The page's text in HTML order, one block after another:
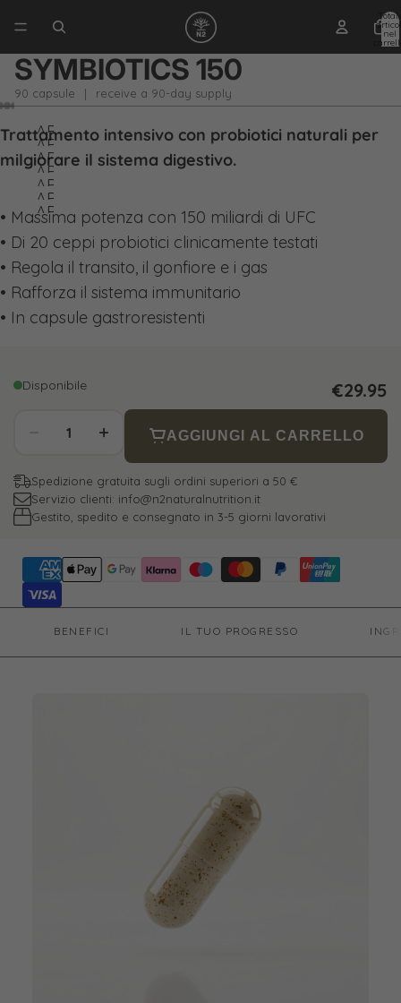
nel
SYMBIOTICS 150
90 capsule | receive a 90-day supply
APRI
IMMAGINE
A
SCHERMO
INTERO
APRI
IMMAGINE
A
SCHERMO
INTERO
APRI
IMMAGINE
A
SCHERMO
INTERO
APRI
IMMAGINE
A
SCHERMO
INTERO
APRI
IMMAGINE
A
SCHERMO
INTERO
APRI
IMMAGINE
A
SCHERMO
INTERO
APRI
IMMAGINE
A
SCHERMO
INTERO
Trattamento intensivo con probiotici naturali per
milgiorare il sistema digestivo.
• Massima potenza con 150 miliardi di UFC
• Di 20 ceppi probiotici clinicamente testati
• Regola il transito, il gonfiore e i gas
• Rafforza il sistema immunitario
• In capsule gastroresistenti
Disponibile €29.95
AGGIUNGI AL CARRELLO
Spedizione gratuita sugli ordini superiori a 50 €
Servizio clienti: info@n2naturalnutrition.it
Gestito, spedito e consegnato in 3-5 giorni lavorativi
BENEFICI IL TUO PROGRESSO